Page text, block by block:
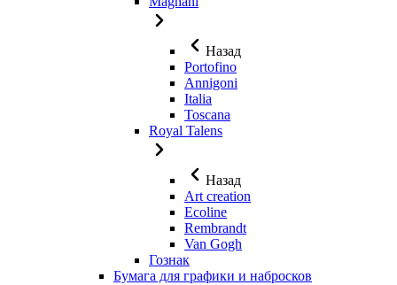
Назад
Portofino
Annigoni
Italia
Toscana
Royal Talens
Назад
Art creation
Ecoline
Rembrandt
Van Gogh
Гознак
Бумага для графики и набросков